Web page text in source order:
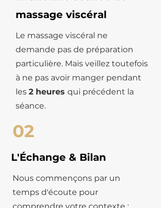
massage viscéral
Le massage viscéral ne
demande pas de préparation
particulière. Mais veillez toutefois
à ne pas avoir manger pendant
les 2 heures qui précédent la
séance.
02
L'Échange & Bilan
Nous commençons par un
temps d'écoute pour